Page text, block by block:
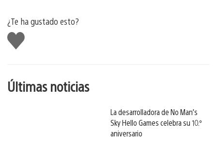
¿Te ha gustado esto?
Me
gusta
Últimas noticias
La desarrolladora de No Man’s
Sky Hello Games celebra su 10.º
aniversario